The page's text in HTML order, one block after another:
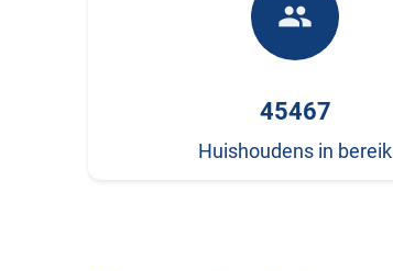
people
45467
Huishoudens in bereik